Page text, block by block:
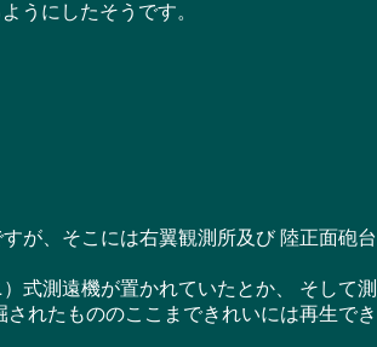
うにしたそうです。
が、そこには右翼観測所及び 陸正面砲
式測遠機が置かれていたとか、 そして
れたもののここまできれいには再生でき